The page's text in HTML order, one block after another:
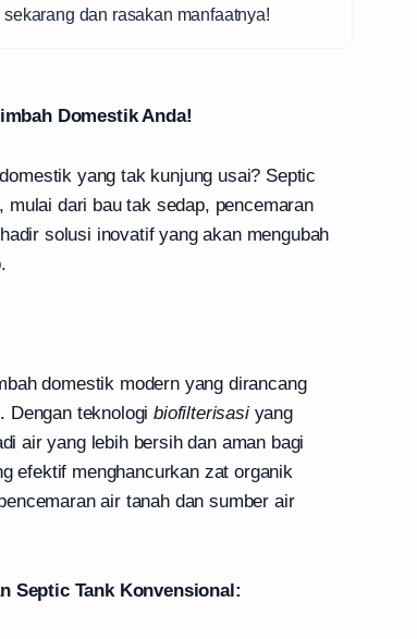
dan rasakan manfaatnya!
Domestik Anda!
yang tak kunjung usai? Septic
dari bau tak sedap, pencemaran
solusi inovatif yang akan mengubah
domestik modern yang dirancang
Dengan teknologibiofilterisasiyang
air yang lebih bersih dan aman bagi
efektif menghancurkan zat organik
air tanah dan sumber air
Septic Tank Konvensional: